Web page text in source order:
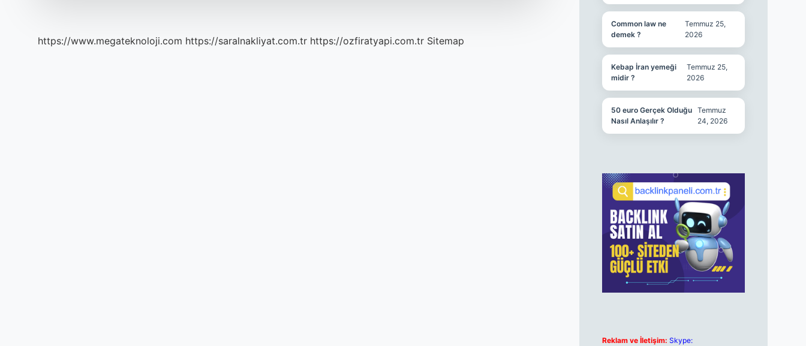
https://www.megateknoloji.com https://saralnakliyat.com.tr https://ozfiratyapi.com.tr Sitemap
Common law ne
demek ?
Temmuz 25,
2026
Kebap İran yemeği
midir ?
Temmuz 25,
2026
50 euro Gerçek Olduğu
Nasıl Anlaşılır ?
Temmuz
24, 2026
Reklam ve İletişim: Skype: